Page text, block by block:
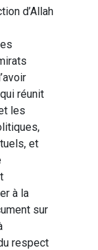
d’Allah
réunit
les
et
à la
sur
respect